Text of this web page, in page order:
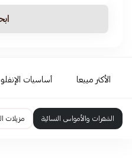
الأكثر مبيعا أساسيات
الشفرات والأمواس النسائية مزيلات